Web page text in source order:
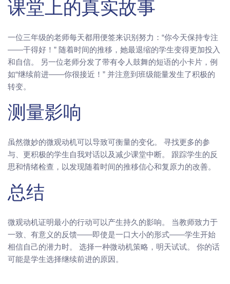
课堂上的真实故事
一位三年级的老师每天都用便签来识别努力：“你今天保持专注
——干得好！” 随着时间的推移，她最退缩的学生变得更加投入
和自信。 另一位老师分发了带有令人鼓舞的短语的小卡片，例
如“继续前进——你很接近！” 并注意到班级能量发生了积极的
转变。
测量影响
虽然微妙的微观动机可以导致可衡量的变化。 寻找更多的参
与、更积极的学生自我对话以及减少课堂中断。 跟踪学生的反
思和情绪检查，以发现随着时间的推移信心和复原力的改善。
总结
微观动机证明最小的行动可以产生持久的影响。 当教师致力于
一致、有意义的反馈——即使是一口大小的形式——学生开始
相信自己的潜力时。 选择一种微动机策略，明天试试。 你的话
可能是学生选择继续前进的原因。